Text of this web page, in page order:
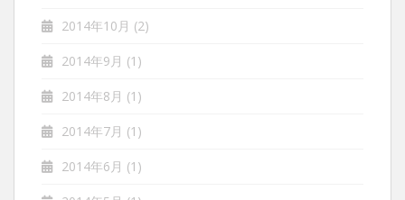
2014年10月 (2)
2014年9月 (1)
2014年8月 (1)
2014年7月 (1)
2014年6月 (1)